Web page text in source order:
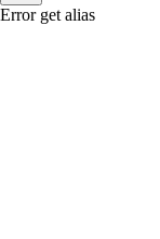
Error get alias